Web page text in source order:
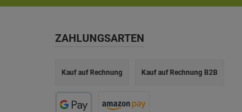
ZAHLUNGSARTEN
Kauf auf Rechnung Kauf auf Rechnung B2B